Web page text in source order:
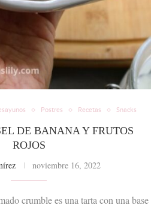
Postres Recetas Snacks
DE BANANA Y FRUTOS
ROJOS
noviembre 16, 2022
crumble es una tarta con una base